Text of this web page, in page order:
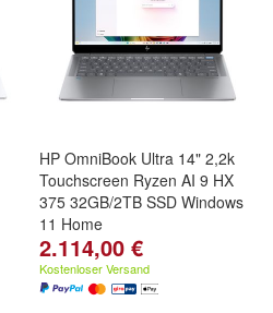
HP OmniBook Ultra 14" 2,2k
Touchscreen Ryzen AI 9 HX
375 32GB/2TB SSD Windows
11 Home
2.114,00 €
Kostenloser Versand